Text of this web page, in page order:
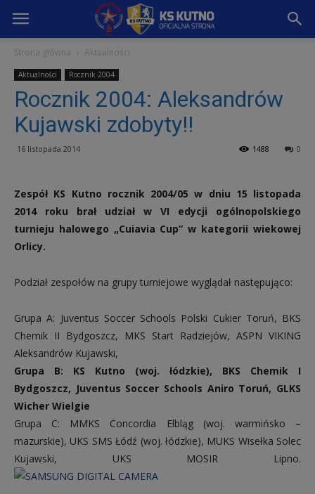
KSKutno.pl
Strona główna Aktualności
Aktualności Rocznik 2004
Rocznik 2004: Aleksandrów
Kujawski zdobyty!!
16 listopada 2014 0
1488
Zespół KS Kutno rocznik 2004/05 w dniu 15 listopada
2014 roku brał udział w VI edycji ogólnopolskiego
turnieju halowego „Cuiavia Cup” w kategorii wiekowej
Orlicy.
Podział zespołów na grupy turniejowe wyglądał następująco:
Grupa A: Juventus Soccer Schools Polski Cukier Toruń, BKS
Chemik II Bydgoszcz, MKS Start Radziejów, ASPN VIKING
Aleksandrów Kujawski,
Grupa B: KS Kutno (woj. łódzkie), BKS Chemik I
Bydgoszcz, Juventus Soccer Schools Aniro Toruń, GLKS
Wicher Wielgie
Grupa C: MMKS Concordia Elbląg (woj. warmińsko –
mazurskie), UKS SMS Łódź (woj. łódzkie), MUKS Wisełka Solec
Kujawski, UKS MOSIR Lipno.